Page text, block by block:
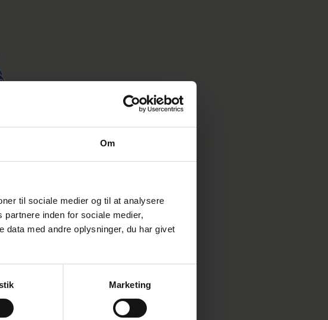
Om
til sociale medier og til at analysere
inden for sociale medier,
data med andre oplysninger, du har givet
Marketing